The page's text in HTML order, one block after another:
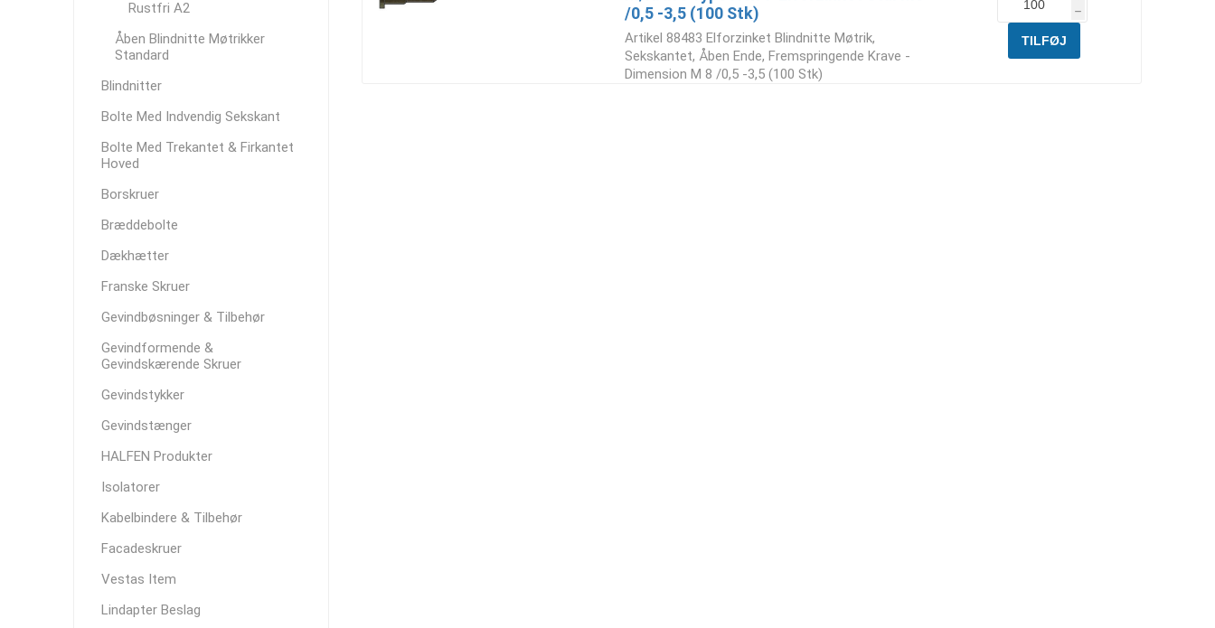
/0,5 -3,5 (100 Stk)
Artikel 88483 Elforzinket Blindnitte Møtrik,
Sekskantet, Åben Ende, Fremspringende Krave -
Dimension M 8 /0,5 -3,5 (100 Stk)
h
Rustfri A2
Åben Blindnitte Møtrikker
Standard
Blindnitter
Bolte Med Indvendig Sekskant
Bolte Med Trekantet & Firkantet
Hoved
Borskruer
Bræddebolte
Dækhætter
Franske Skruer
Gevindbøsninger & Tilbehør
Gevindformende &
Gevindskærende Skruer
Gevindstykker
Gevindstænger
HALFEN Produkter
Isolatorer
Kabelbindere & Tilbehør
Facadeskruer
Vestas Item
Lindapter Beslag